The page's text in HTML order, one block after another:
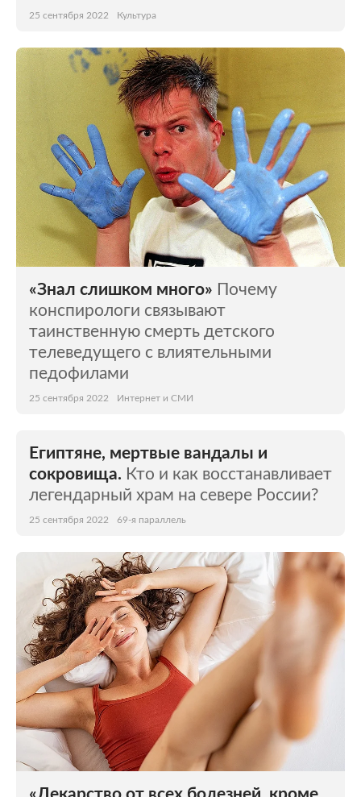
25 сентября 2022 Культура
«Знал слишком много» Почему
конспирологи связывают
таинственную смерть детского
телеведущего с влиятельными
педофилами
25 сентября 2022 Интернет и СМИ
Египтяне, мертвые вандалы и
сокровища. Кто и как восстанавливает
легендарный храм на севере России?
25 сентября 2022 69-я параллель